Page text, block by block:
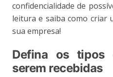
confidencialidade de
leitura e saiba como criar
sua empresa!
Defina os tipos
serem recebidas